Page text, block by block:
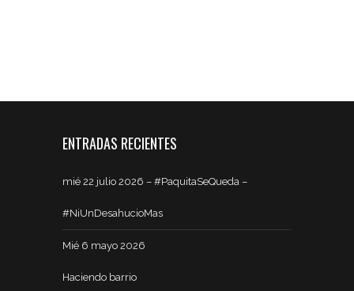
ENTRADAS RECIENTES
mié 22 julio 2026 – #PaquitaSeQueda –
#NiUnDesahucioMas
Mié 6 mayo 2026
Haciendo barrio